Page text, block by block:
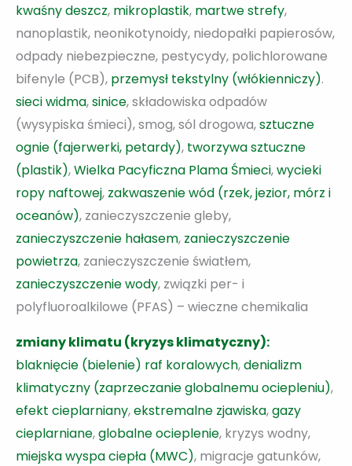
kwaśny deszcz, mikroplastik, martwe strefy,
nanoplastik, neonikotynoidy, niedopałki papierosów,
odpady niebezpieczne, pestycydy, polichlorowane
bifenyle (PCB), przemysł tekstylny (włókienniczy).
sieci widma,sinice, składowiska odpadów
(wysypiska śmieci), smog, sól drogowa,sztuczne
ognie (fajerwerki, petardy), tworzywa sztuczne
(plastik),Wielka Pacyficzna Plama Śmieci,wycieki
ropy naftowej, zakwaszenie wód (rzek, jezior, mórz i
oceanów), zanieczyszczenie gleby,
zanieczyszczenie hałasem, zanieczyszczenie
powietrza, zanieczyszczenie światłem,
zanieczyszczenie wody, związki per- i
polyfluoroalkilowe (PFAS) – wieczne chemikalia
zmiany klimatu (kryzys klimatyczny):
blaknięcie (bielenie) raf koralowych,denializm
klimatyczny (zaprzeczanie globalnemu ociepleniu),
efekt cieplarniany,ekstremalne zjawiska,gazy
cieplarniane,globalne ocieplenie, kryzys wodny,
miejska wyspa ciepła (MWC), migracje gatunków,